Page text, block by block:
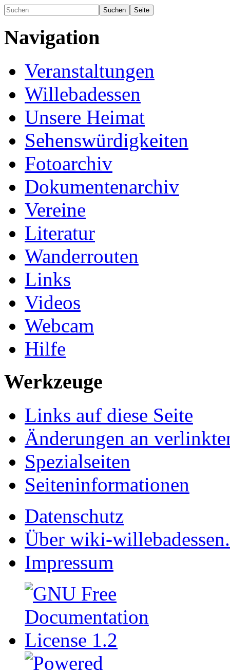
Navigation
Veranstaltungen
Willebadessen
Unsere Heimat
Sehenswürdigkeiten
Fotoarchiv
Dokumentenarchiv
Vereine
Literatur
Wanderrouten
Links
Videos
Webcam
Hilfe
Werkzeuge
Links auf diese Seite
Änderungen an
Spezialseiten
Seiten­informationen
Datenschutz
Über wiki-
Impressum